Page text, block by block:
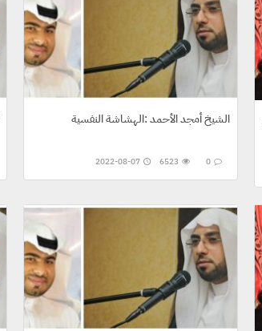
الشيخ أمجد الأحمد :الهشاشة النفسية
2022-08-07 0